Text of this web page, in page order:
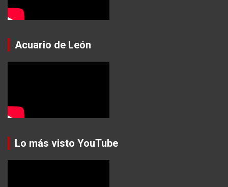
Acuario de León
Lo más visto YouTube